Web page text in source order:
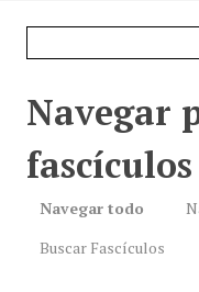
Navegar
Navegar todo
Buscar Fascículos